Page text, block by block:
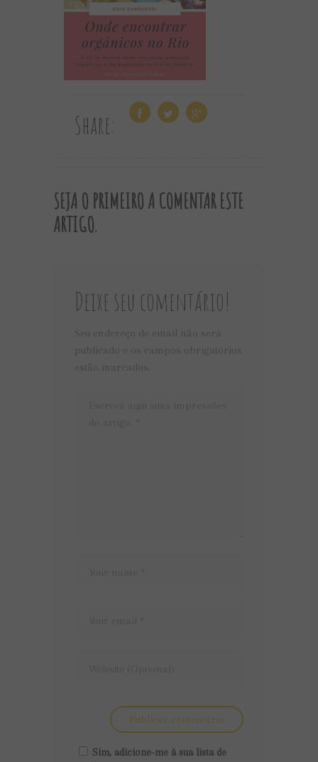
Share:
SEJA O PRIMEIRO A COMENTAR ESTE
ARTIGO.
Deixe seu comentário!
Seu endereço de email não será
publicado e os campos obrigatórios
estão marcados.
Sim, adicione-me à sua lista de